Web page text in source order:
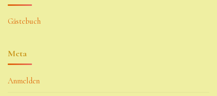
Gästebuch
Meta
Anmelden